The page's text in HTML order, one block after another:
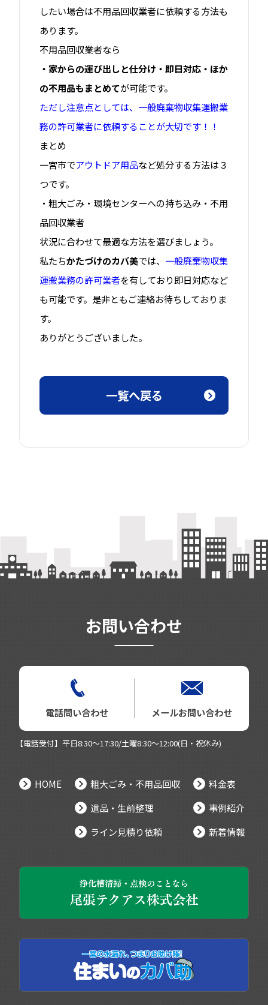
したい場合は不用品回収業者に依頼する方法も
あります。
不用品回収業者なら
・家からの運び出しと仕分け・即日対応・ほか
の不用品もまとめてが可能です。
ただし注意点としては、一般廃棄物収集運搬業
務の許可業者に依頼することが大切です！！
まとめ
一宮市でアウトドア用品など処分する方法は３
つです。
・粗大ごみ・環境センターへの持ち込み・不用
品回収業者
状況に合わせて最適な方法を選びましょう。
私たちかたづけのカバ美では、 一般廃棄物収集
運搬業務の許可業者を有しており即日対応など
も可能です。是非ともご連絡お待ちしておりま
す。
ありがとうございました。
一覧へ戻る
お問い合わせ
電話問い合わせ メールお問い合わせ
【電話受付】平日8:30～17:30/土曜8:30～12:00(日・祝休み)
HOME
粗大ごみ・不用品回収
遺品・生前整理
ライン見積り依頼
料金表
事例紹介
新着情報